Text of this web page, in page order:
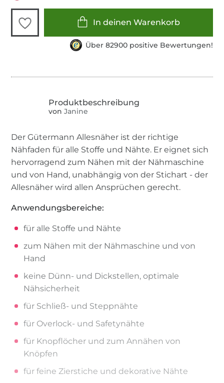
In deinen Warenkorb
Über 82900 positive Bewertungen!
von Janine
Der Gütermann Allesnäher ist der richtige
Nähfaden für alle Stoffe und Nähte. Er eignet sich
hervorragend zum Nähen mit der Nähmaschine
und von Hand, unabhängig von der Stichart - der
Allesnäher wird allen Ansprüchen gerecht.
Anwendungsbereiche:
für alle Stoffe und Nähte
zum Nähen mit der Nähmaschine und von
Hand
keine Dünn- und Dickstellen, optimale
Nähsicherheit
für Schließ- und Steppnähte
für Overlock- und Safetynähte
für Knopflöcher und zum Annähen von
Knöpfen
für feine Zierstiche und dekorative Nähte